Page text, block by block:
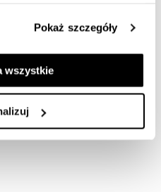
Pokaż szczegóły
wszystkie